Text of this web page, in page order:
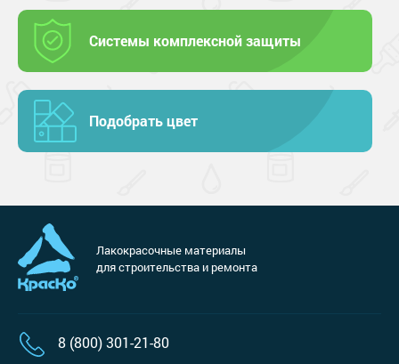
Системы комплексной защиты
Подобрать цвет
Лакокрасочные материалы
для строительства и ремонта
8 (800) 301-21-80